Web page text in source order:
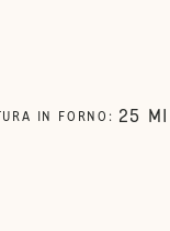
IN FORNO : 25